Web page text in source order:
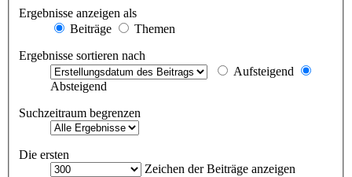
Ergebnisse anzeigen als
Beiträge
Themen
Ergebnisse sortieren nach
Aufsteigend
Absteigend
Suchzeitraum begrenzen
Die ersten
Zeichen der Beiträge anzeigen